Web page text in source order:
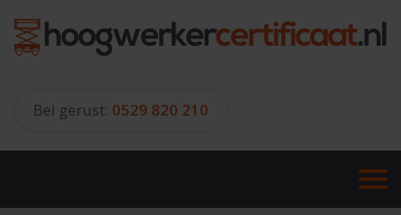
content
Bel gerust: 0529 820 210